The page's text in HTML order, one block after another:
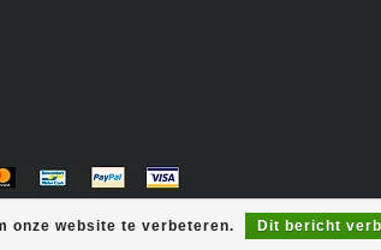
onze website te verbeteren. Dit bericht